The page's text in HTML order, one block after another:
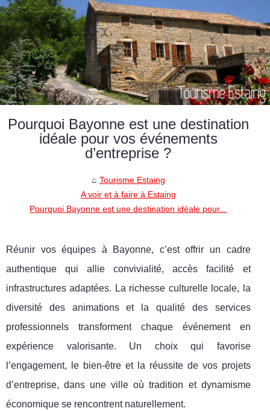
Pourquoi Bayonne est une destination
idéale pour vos événements
d’entreprise ?
Tourisme Estaing
A voir et à faire à Estaing
Pourquoi Bayonne est une destination idéale pour...
Réunir vos équipes à Bayonne, c’est offrir un cadre
authentique qui allie convivialité, accès facilité et
infrastructures adaptées. La richesse culturelle locale, la
diversité des animations et la qualité des services
professionnels transforment chaque événement en
expérience valorisante. Un choix qui favorise
l’engagement, le bien-être et la réussite de vos projets
d’entreprise, dans une ville où tradition et dynamisme
économique se rencontrent naturellement.